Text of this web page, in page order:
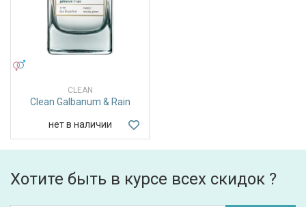
CLEAN
Clean Galbanum & Rain
нет в наличии
Хотите быть в курсе всех скидок ?